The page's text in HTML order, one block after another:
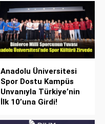
Anadolu Üniversitesi
Spor Dostu Kampüs
Unvanıyla Türkiye’nin
İlk 10’una Girdi!